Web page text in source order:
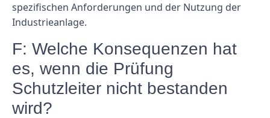
spezifischen Anforderungen und der Nutzung der
Industrieanlage.
F: Welche Konsequenzen hat
es, wenn die Prüfung
Schutzleiter nicht bestanden
wird?